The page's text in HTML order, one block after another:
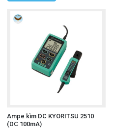
Ampe kìm DC KYORITSU 2510
(DC 100mA)